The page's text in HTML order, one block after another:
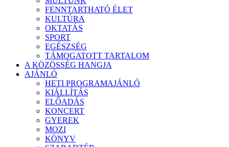
FENNTARTHATÓ ÉLET
KULTÚRA
OKTATÁS
SPORT
EGÉSZSÉG
TÁMOGATOTT TARTALOM
A KÖZÖSSÉG HANGJA
AJÁNLÓ
HETI PROGRAMAJÁNLÓ
KIÁLLÍTÁS
ELŐADÁS
KONCERT
GYEREK
MOZI
KÖNYV